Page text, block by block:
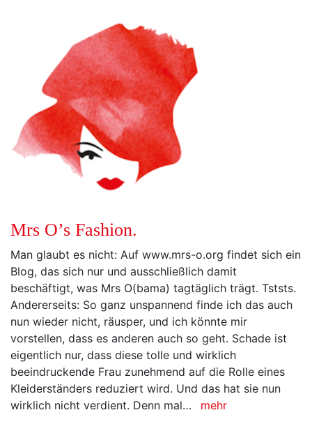
Mrs O’s Fashion.
Man glaubt es nicht: Auf www.mrs-o.org findet sich ein
Blog, das sich nur und ausschließlich damit
beschäftigt, was Mrs O(bama) tagtäglich trägt. Tststs.
Andererseits: So ganz unspannend finde ich das auch
nun wieder nicht, räusper, und ich könnte mir
vorstellen, dass es anderen auch so geht. Schade ist
eigentlich nur, dass diese tolle und wirklich
beeindruckende Frau zunehmend auf die Rolle eines
Kleiderständers reduziert wird. Und das hat sie nun
wirklich nicht verdient. Denn mal…
mehr